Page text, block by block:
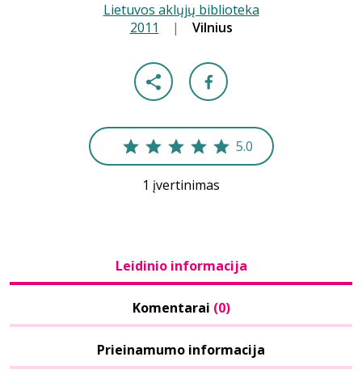
Lietuvos aklųjų biblioteka
2011 | Vilnius
5.0
1 įvertinimas
Leidinio informacija
Komentarai (0)
Prieinamumo informacija